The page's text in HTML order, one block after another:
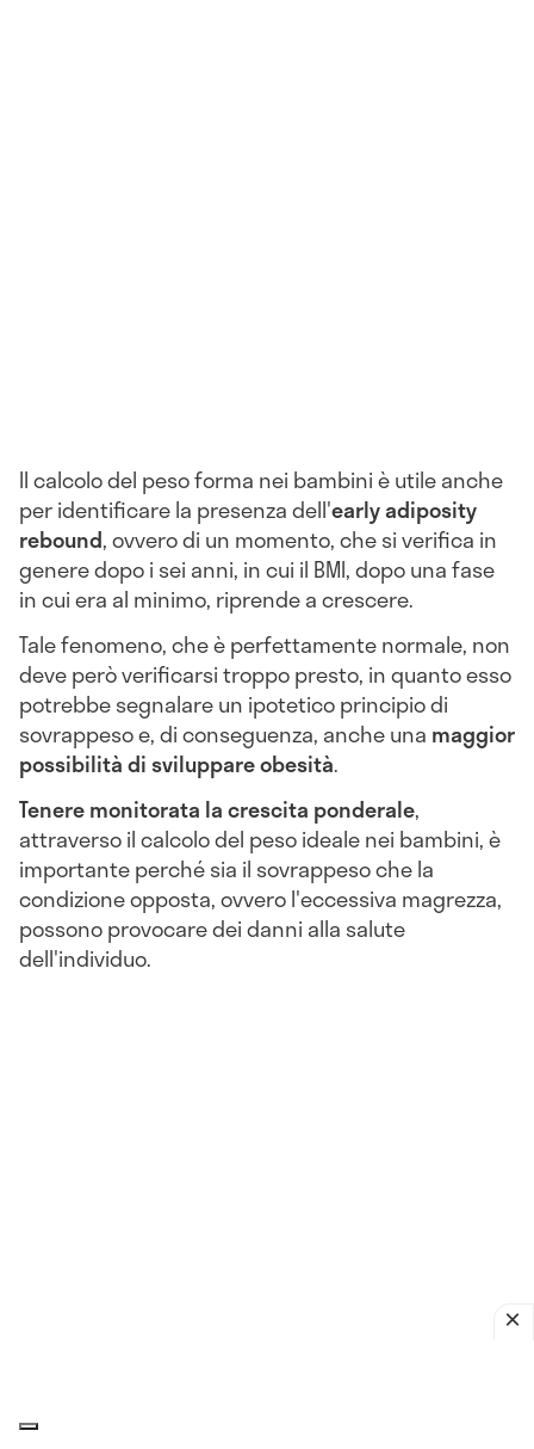
Il calcolo del peso forma nei bambini è utile anche
per identificare la presenza dell'early adiposity
rebound, ovvero di un momento, che si verifica in
genere dopo i sei anni, in cui il BMI, dopo una fase
in cui era al minimo, riprende a crescere.
Tale fenomeno, che è perfettamente normale, non
deve però verificarsi troppo presto, in quanto esso
potrebbe segnalare un ipotetico principio di
sovrappeso e, di conseguenza, anche una maggior
possibilità di sviluppare obesità.
Tenere monitorata la crescita ponderale,
attraverso il calcolo del peso ideale nei bambini, è
importante perché sia il sovrappeso che la
condizione opposta, ovvero l'eccessiva magrezza,
possono provocare dei danni alla salute
dell'individuo.